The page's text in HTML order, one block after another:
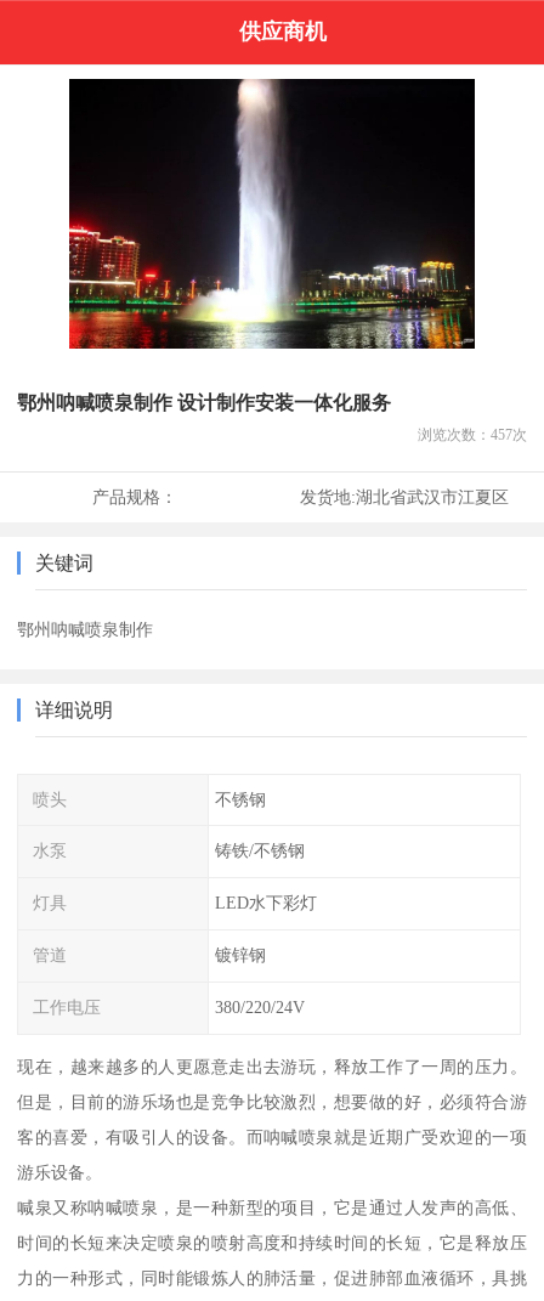
供应商机
鄂州呐喊喷泉制作 设计制作安装一体化服务
浏览次数： 457次
产品规格： 发货地:湖北省武汉市江夏区
关键词
鄂州呐喊喷泉制作
详细说明
喷头 不锈钢
水泵 铸铁/不锈钢
灯具 LED水下彩灯
管道 镀锌钢
工作电压 380/220/24V
现在，越来越多的人更愿意走出去游玩，释放工作了一周的压力。
但是，目前的游乐场也是竞争比较激烈，想要做的好，必须符合游
客的喜爱，有吸引人的设备。而呐喊喷泉就是近期广受欢迎的一项
游乐设备。
喊泉又称呐喊喷泉，是一种新型的项目，它是通过人发声的高低、
时间的长短来决定喷泉的喷射高度和持续时间的长短，它是释放压
力的一种形式，同时能锻炼人的肺活量，促进肺部血液循环，具挑